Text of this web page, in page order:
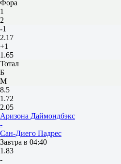
Фора
1
2
-1
2.17
+1
1.65
Тотал
Б
М
8.5
1.72
2.05
Аризона Даймондбэкс
-
Сан-Диего Падрес
Завтра в 04:40
1.83
-